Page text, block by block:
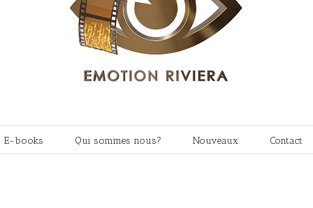
E-books Qui sommes nous? Nouveaux Contact